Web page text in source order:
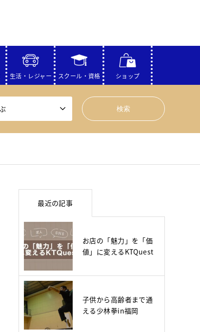
生活・レジャー スクール・資格 ショップ
最近の記事
お店の「魅力」を「価
値」に変えるKTQuest
子供から高齢者まで通
える少林拳in福岡